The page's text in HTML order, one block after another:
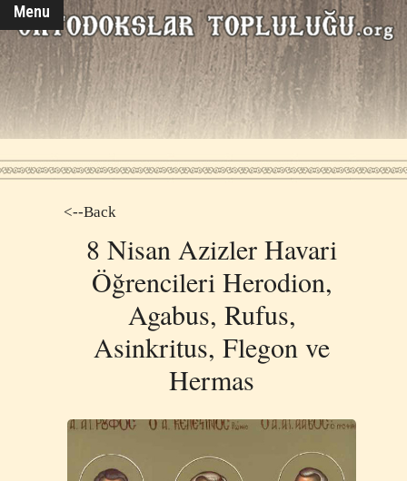
Menu
<--Back
8 Nisan Azizler Havari
Öğrencileri Herodion,
Agabus, Rufus,
Asinkritus, Flegon ve
Hermas